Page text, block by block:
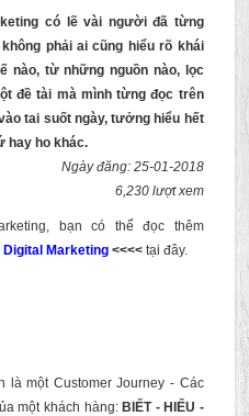
có lẽ vài người đã từng
phải ai cũng hiểu rõ khái
nào, từ những nguồn nào, lọc
đề tài mà mình từng đọc trên
tai suốt ngày, tưởng hiểu hết
hay ho khác.
Ngày đăng: 25-01-2018
6,230 lượt xem
bạn có thể đọc thêm
Marketing <<<<tại đây.
là một Customer Journey - Các
một khách hàng: BIẾT - HIỂU -